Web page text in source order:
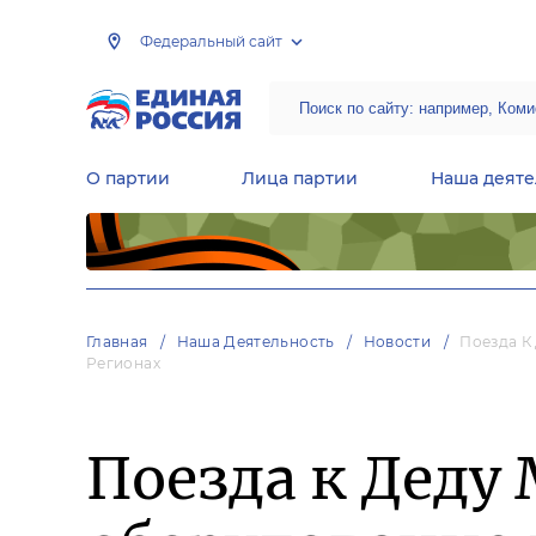
Федеральный сайт
О партии Лица партии Наша
Главная Наша Деятельность Новости
Поезда
Регионах
Поезда к